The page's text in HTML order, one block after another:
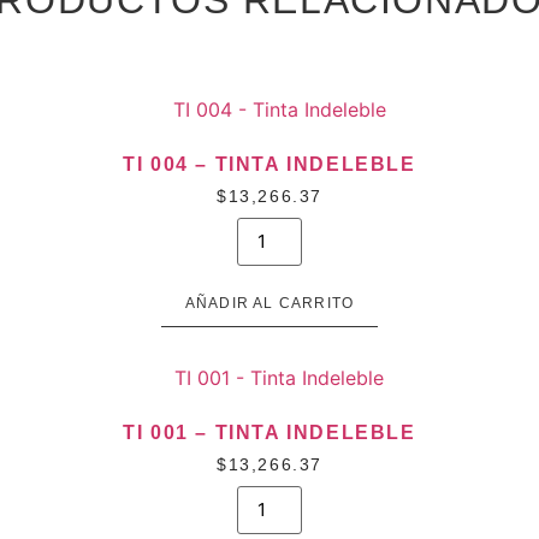
TI 004 – TINTA INDELEBLE
$ 13,266.37
TI
004
-
Indeleble
cantidad
AÑADIR AL CARRITO
TI 001 – TINTA INDELEBLE
$ 13,266.37
TI
001
-